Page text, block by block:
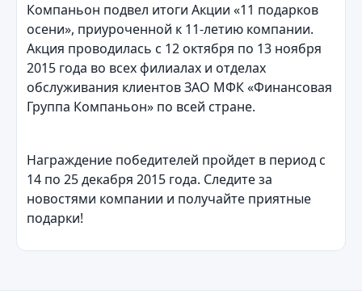
Компаньон подвел итоги Акции «11 подарков
осени», приуроченной к 11-летию компании.
Акция проводилась с 12 октября по 13 ноября
2015 года во всех филиалах и отделах
обслуживания клиентов ЗАО МФК «Финансовая
Группа Компаньон» по всей стране.
Награждение победителей пройдет в период с
14 по 25 декабря 2015 года. Следите за
новостями компании и получайте приятные
подарки!